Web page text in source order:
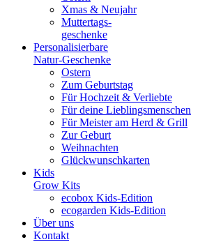
Xmas & Neujahr
Muttertags-
geschenke
Personalisierbare
Natur-Geschenke
Ostern
Zum Geburtstag
Für Hochzeit & Verliebte
Für deine Lieblingsmenschen
Für Meister am Herd & Grill
Zur Geburt
Weihnachten
Glückwunschkarten
Kids
Grow Kits
ecobox Kids-Edition
ecogarden Kids-Edition
Über uns
Kontakt